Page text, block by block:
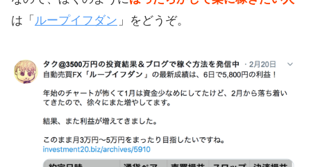
は「 ループイフダン 」をどうぞ。